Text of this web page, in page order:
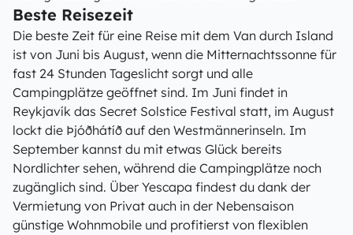
Beste Reisezeit
Die beste Zeit für eine Reise mit dem Van durch Island
ist von Juni bis August, wenn die Mitternachtssonne für
fast 24 Stunden Tageslicht sorgt und alle
Campingplätze geöffnet sind. Im Juni findet in
Reykjavík das Secret Solstice Festival statt, im August
lockt die Þjóðhátíð auf den Westmännerinseln. Im
September kannst du mit etwas Glück bereits
Nordlichter sehen, während die Campingplätze noch
zugänglich sind. Über Yescapa findest du dank der
Vermietung von Privat auch in der Nebensaison
günstige Wohnmobile und profitierst von flexiblen